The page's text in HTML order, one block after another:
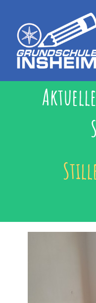
springen